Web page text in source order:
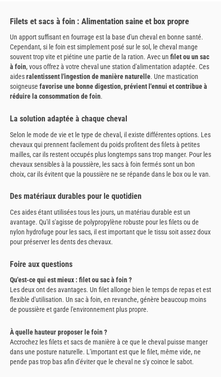
Filets et sacs à foin : Alimentation saine et box propre
Un apport suffisant en fourrage est la base d'un cheval en bonne santé.
Cependant, si le foin est simplement posé sur le sol, le cheval mange
souvent trop vite et piétine une partie de la ration. Avec un filet ou un sac
à foin, vous offrez à votre cheval une station d'alimentation adaptée. Ces
aidesralentissent l'ingestion de manière naturelle. Une mastication
soigneuse favorise une bonne digestion, prévient l'ennui et contribue à
réduire la consommation de foin.
La solution adaptée à chaque cheval
Selon le mode de vie et le type de cheval, il existe différentes options. Les
chevaux qui prennent facilement du poids profitent des filets à petites
mailles, car ils restent occupés plus longtemps sans trop manger. Pour les
chevaux sensibles à la poussière, les sacs à foin fermés sont un bon
choix, car ils évitent que la poussière ne se répande dans le box ou le van.
Des matériaux durables pour le quotidien
Ces aides étant utilisées tous les jours, un matériau durable est un
avantage. Qu'il s'agisse de polypropylène robuste pour les filets ou de
nylon hydrofuge pour les sacs, il est important que le tissu soit assez doux
pour préserver les dents des chevaux.
Foire aux questions
Qu'est-ce qui est mieux : filet ou sac à foin ?
Les deux ont des avantages. Un filet allonge bien le temps de repas et est
flexible d'utilisation. Un sac à foin, en revanche, génère beaucoup moins
de poussière et garde l'environnement plus propre.
À quelle hauteur proposer le foin ?
Accrochez les filets et sacs de manière à ce que le cheval puisse manger
dans une posture naturelle. L'important est que le filet, même vide, ne
pende pas trop bas afin d'éviter que le cheval ne s'y coince le sabot.